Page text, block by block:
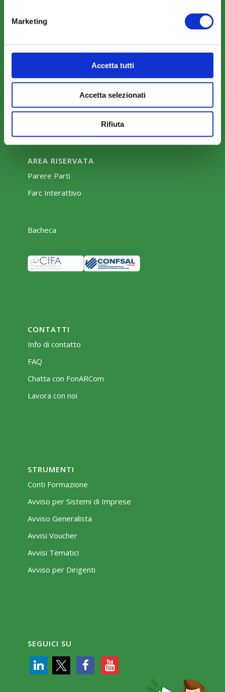
Marketing
Accetta tutti
Accetta selezionati
Rifiuta
News
Rassegna Stampa
Sfoglia la nostra brochure
AREA RISERVATA
Parere Parti
Farc Interattivo
Bacheca
CONTATTI
Info di contatto
FAQ
Chatta con FonARCom
Lavora con noi
STRUMENTI
Conti Formazione
Avviso per Sistemi di Imprese
Avviso Generalista
Avvisi Voucher
Avvisi Tematici
Avviso per Dirigenti
SEGUICI SU